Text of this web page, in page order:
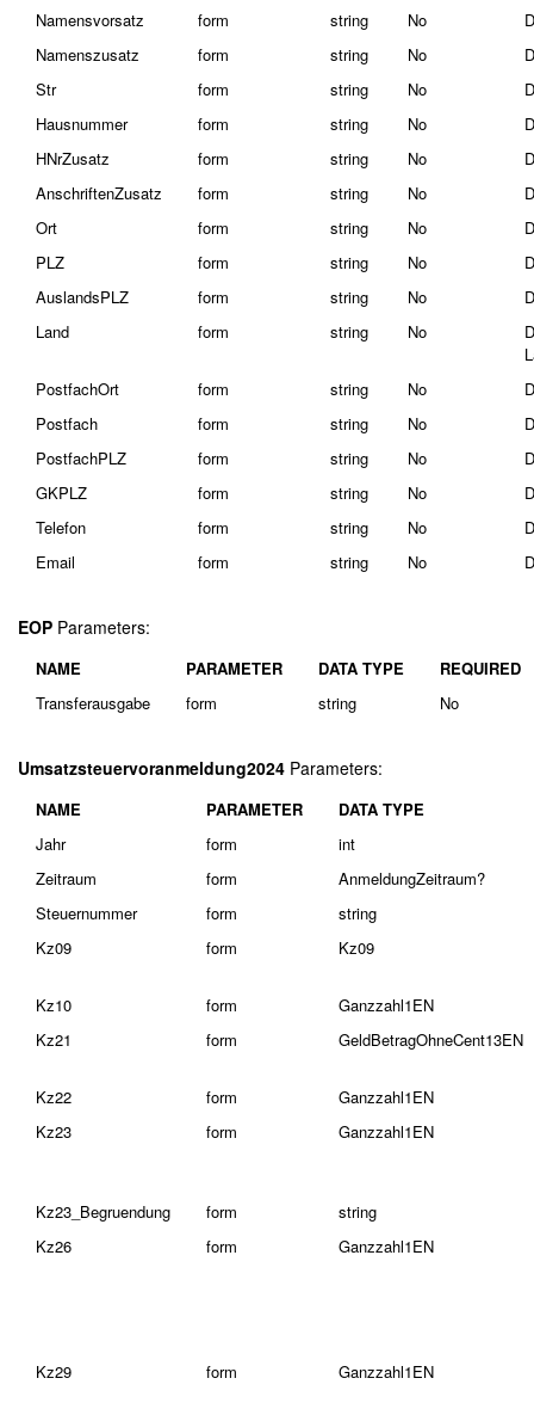
Namensvorsatz
form string No
Namenszusatz
form string No
Str
form string No
Hausnummer
form string No
HNrZusatz
form string No
AnschriftenZusatz
form string No
Ort
form string No
PLZ
form string No
AuslandsPLZ
form string No
Land
form string No
PostfachOrt
form string No
Postfach
form string No
PostfachPLZ
form string No
GKPLZ
form string No
Telefon
form string No
Email
form string No
EOP Parameters:
NAME PARAMETER DATA TYPE
REQUIRED
Transferausgabe
form string No
Umsatzsteuervoranmeldung2024 Parameters:
NAME PARAMETER
DATA TYPE
Jahr
form
int
Zeitraum
form
AnmeldungZeitraum?
Steuernummer
form
string
Kz09
form Kz09
Kz10 form
Ganzzahl1EN
Kz21
form GeldBetragOhneCent13EN
Kz22 form
Ganzzahl1EN
Kz23
form Ganzzahl1EN
Kz23_Begruendung form
string
Kz26
form Ganzzahl1EN
Kz29 form Ganzzahl1EN